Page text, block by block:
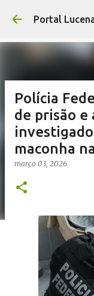
Pular
Portal
Polícia
de prisão e
maconha
março 03, 2026